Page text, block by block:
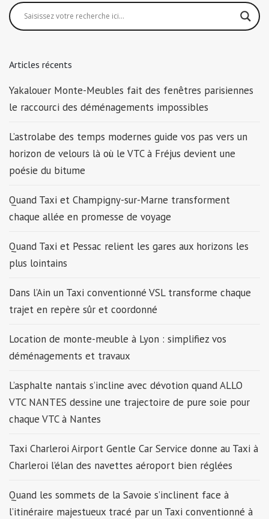
Articles récents
Yakalouer Monte-Meubles fait des fenêtres parisiennes
le raccourci des déménagements impossibles
L’astrolabe des temps modernes guide vos pas vers un
horizon de velours là où le VTC à Fréjus devient une
poésie du bitume
Quand Taxi et Champigny-sur-Marne transforment
chaque allée en promesse de voyage
Quand Taxi et Pessac relient les gares aux horizons les
plus lointains
Dans l’Ain un Taxi conventionné VSL transforme chaque
trajet en repère sûr et coordonné
Location de monte-meuble à Lyon : simplifiez vos
déménagements et travaux
L’asphalte nantais s’incline avec dévotion quand ALLO
VTC NANTES dessine une trajectoire de pure soie pour
chaque VTC à Nantes
Taxi Charleroi Airport Gentle Car Service donne au Taxi à
Charleroi l’élan des navettes aéroport bien réglées
Quand les sommets de la Savoie s’inclinent face à
l’itinéraire majestueux tracé par un Taxi conventionné à